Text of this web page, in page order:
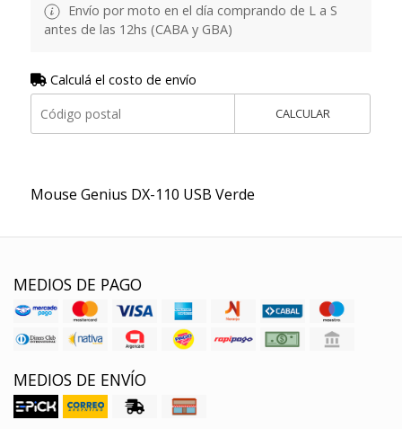
Envío por moto en el día comprando de L a S
antes de las 12hs (CABA y GBA)
Calculá el costo de envío
CALCULAR
Mouse Genius DX-110 USB Verde
MEDIOS DE PAGO
MEDIOS DE ENVÍO